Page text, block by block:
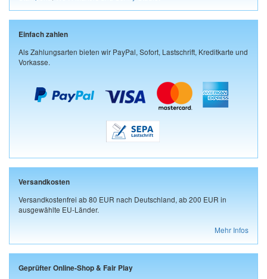
Einfach zahlen
Als Zahlungsarten bieten wir PayPal, Sofort, Lastschrift, Kreditkarte und
Vorkasse.
Versandkosten
Versandkostenfrei ab 80 EUR nach Deutschland, ab 200 EUR in
ausgewählte EU-Länder.
Mehr Infos
Geprüfter Online-Shop & Fair Play